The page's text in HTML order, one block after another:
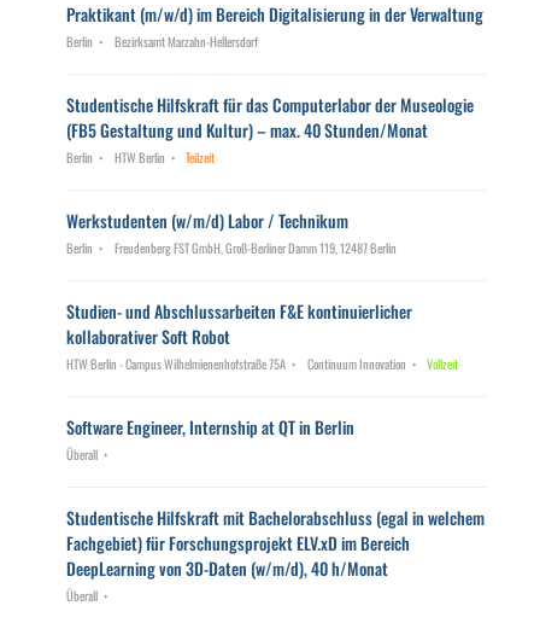
Praktikant (m/w/d) im Bereich Digitalisierung in der Verwaltung
Berlin Bezirksamt Marzahn-Hellersdorf
Studentische Hilfskraft für das Computerlabor der Museologie
(FB5 Gestaltung und Kultur) – max. 40 Stunden/Monat
Berlin HTW Berlin Teilzeit
Werkstudenten (w/m/d) Labor / Technikum
Berlin Freudenberg FST GmbH, Groß-Berliner Damm 119, 12487 Berlin
Studien- und Abschlussarbeiten F&E kontinuierlicher
kollaborativer Soft Robot
HTW Berlin - Campus Wilhelmienenhofstraße 75A Continuum Innovation Vollzeit
Software Engineer, Internship at QT in Berlin
Überall
Studentische Hilfskraft mit Bachelorabschluss (egal in welchem
Fachgebiet) für Forschungsprojekt ELV.xD im Bereich
DeepLearning von 3D-Daten (w/m/d), 40 h/Monat
Überall